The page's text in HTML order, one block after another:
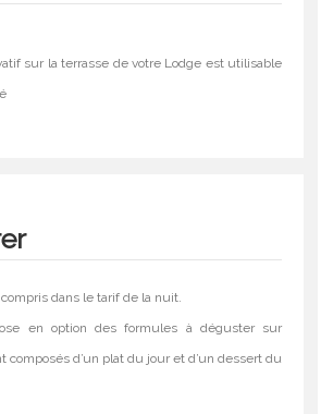
sur la terrasse de votre Lodge est utilisable
dans le tarif de la nuit.
en option des formules à déguster sur
composés d’un plat du jour et d’un dessert du